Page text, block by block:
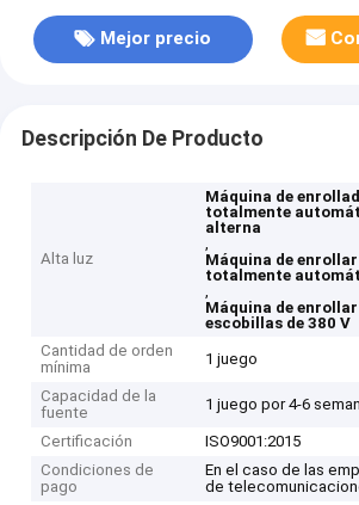
Mejor precio
Descripción De Producto
Alta luz
Máquina de
totalmente
alterna
,
Máquina de
totalmente
,
Máquina de
escobillas de 380 V
Cantidad de orden
mínima
1 juego
Capacidad de la
fuente
1 juego por 4-6
Certificación
ISO9001:2015
Condiciones de
pago
En el caso de las
de